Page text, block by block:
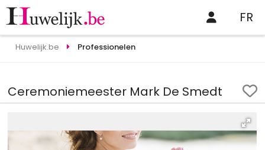
FR
Huwelijk.be Professionelen
Ceremoniemeester Mark De Smedt